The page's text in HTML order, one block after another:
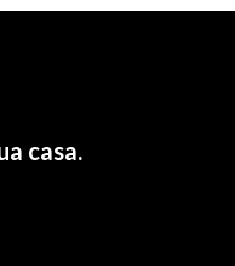
casa.